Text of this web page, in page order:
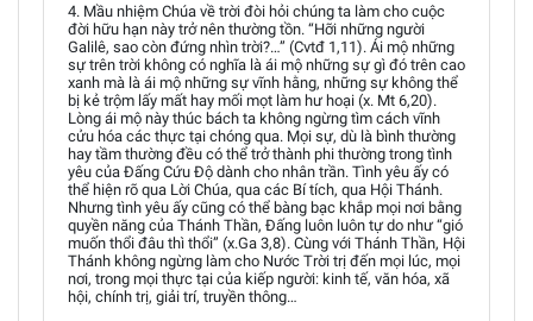
4. Mầu nhiệm Chúa về trời đòi hỏi chúng ta làm cho cuộc
đời hữu hạn này trở nên thường tồn. “Hỡi những người
Galilê, sao còn đứng nhìn trời?…” (Cvtđ 1,11). Ái mộ những
sự trên trời không có nghĩa là ái mộ những sự gì đó trên cao
xanh mà là ái mộ những sự vĩnh hằng, những sự không thể
bị kẻ trộm lấy mất hay mối mọt làm hư hoại (x. Mt 6,20).
Lòng ái mộ này thúc bách ta không ngừng tìm cách vĩnh
cửu hóa các thực tại chóng qua. Mọi sự, dù là bình thường
hay tầm thường đều có thể trở thành phi thường trong tình
yêu của Đấng Cứu Độ dành cho nhân trần. Tình yêu ấy có
thể hiện rõ qua Lời Chúa, qua các Bí tích, qua Hội Thánh.
Nhưng tình yêu ấy cũng có thể bàng bạc khắp mọi nơi bằng
quyền năng của Thánh Thần, Đấng luôn luôn tự do như “gió
muốn thổi đâu thì thổi” (x.Ga 3,8). Cùng với Thánh Thần, Hội
Thánh không ngừng làm cho Nước Trời trị đến mọi lúc, mọi
nơi, trong mọi thực tại của kiếp người: kinh tế, văn hóa, xã
hội, chính trị, giải trí, truyền thông…